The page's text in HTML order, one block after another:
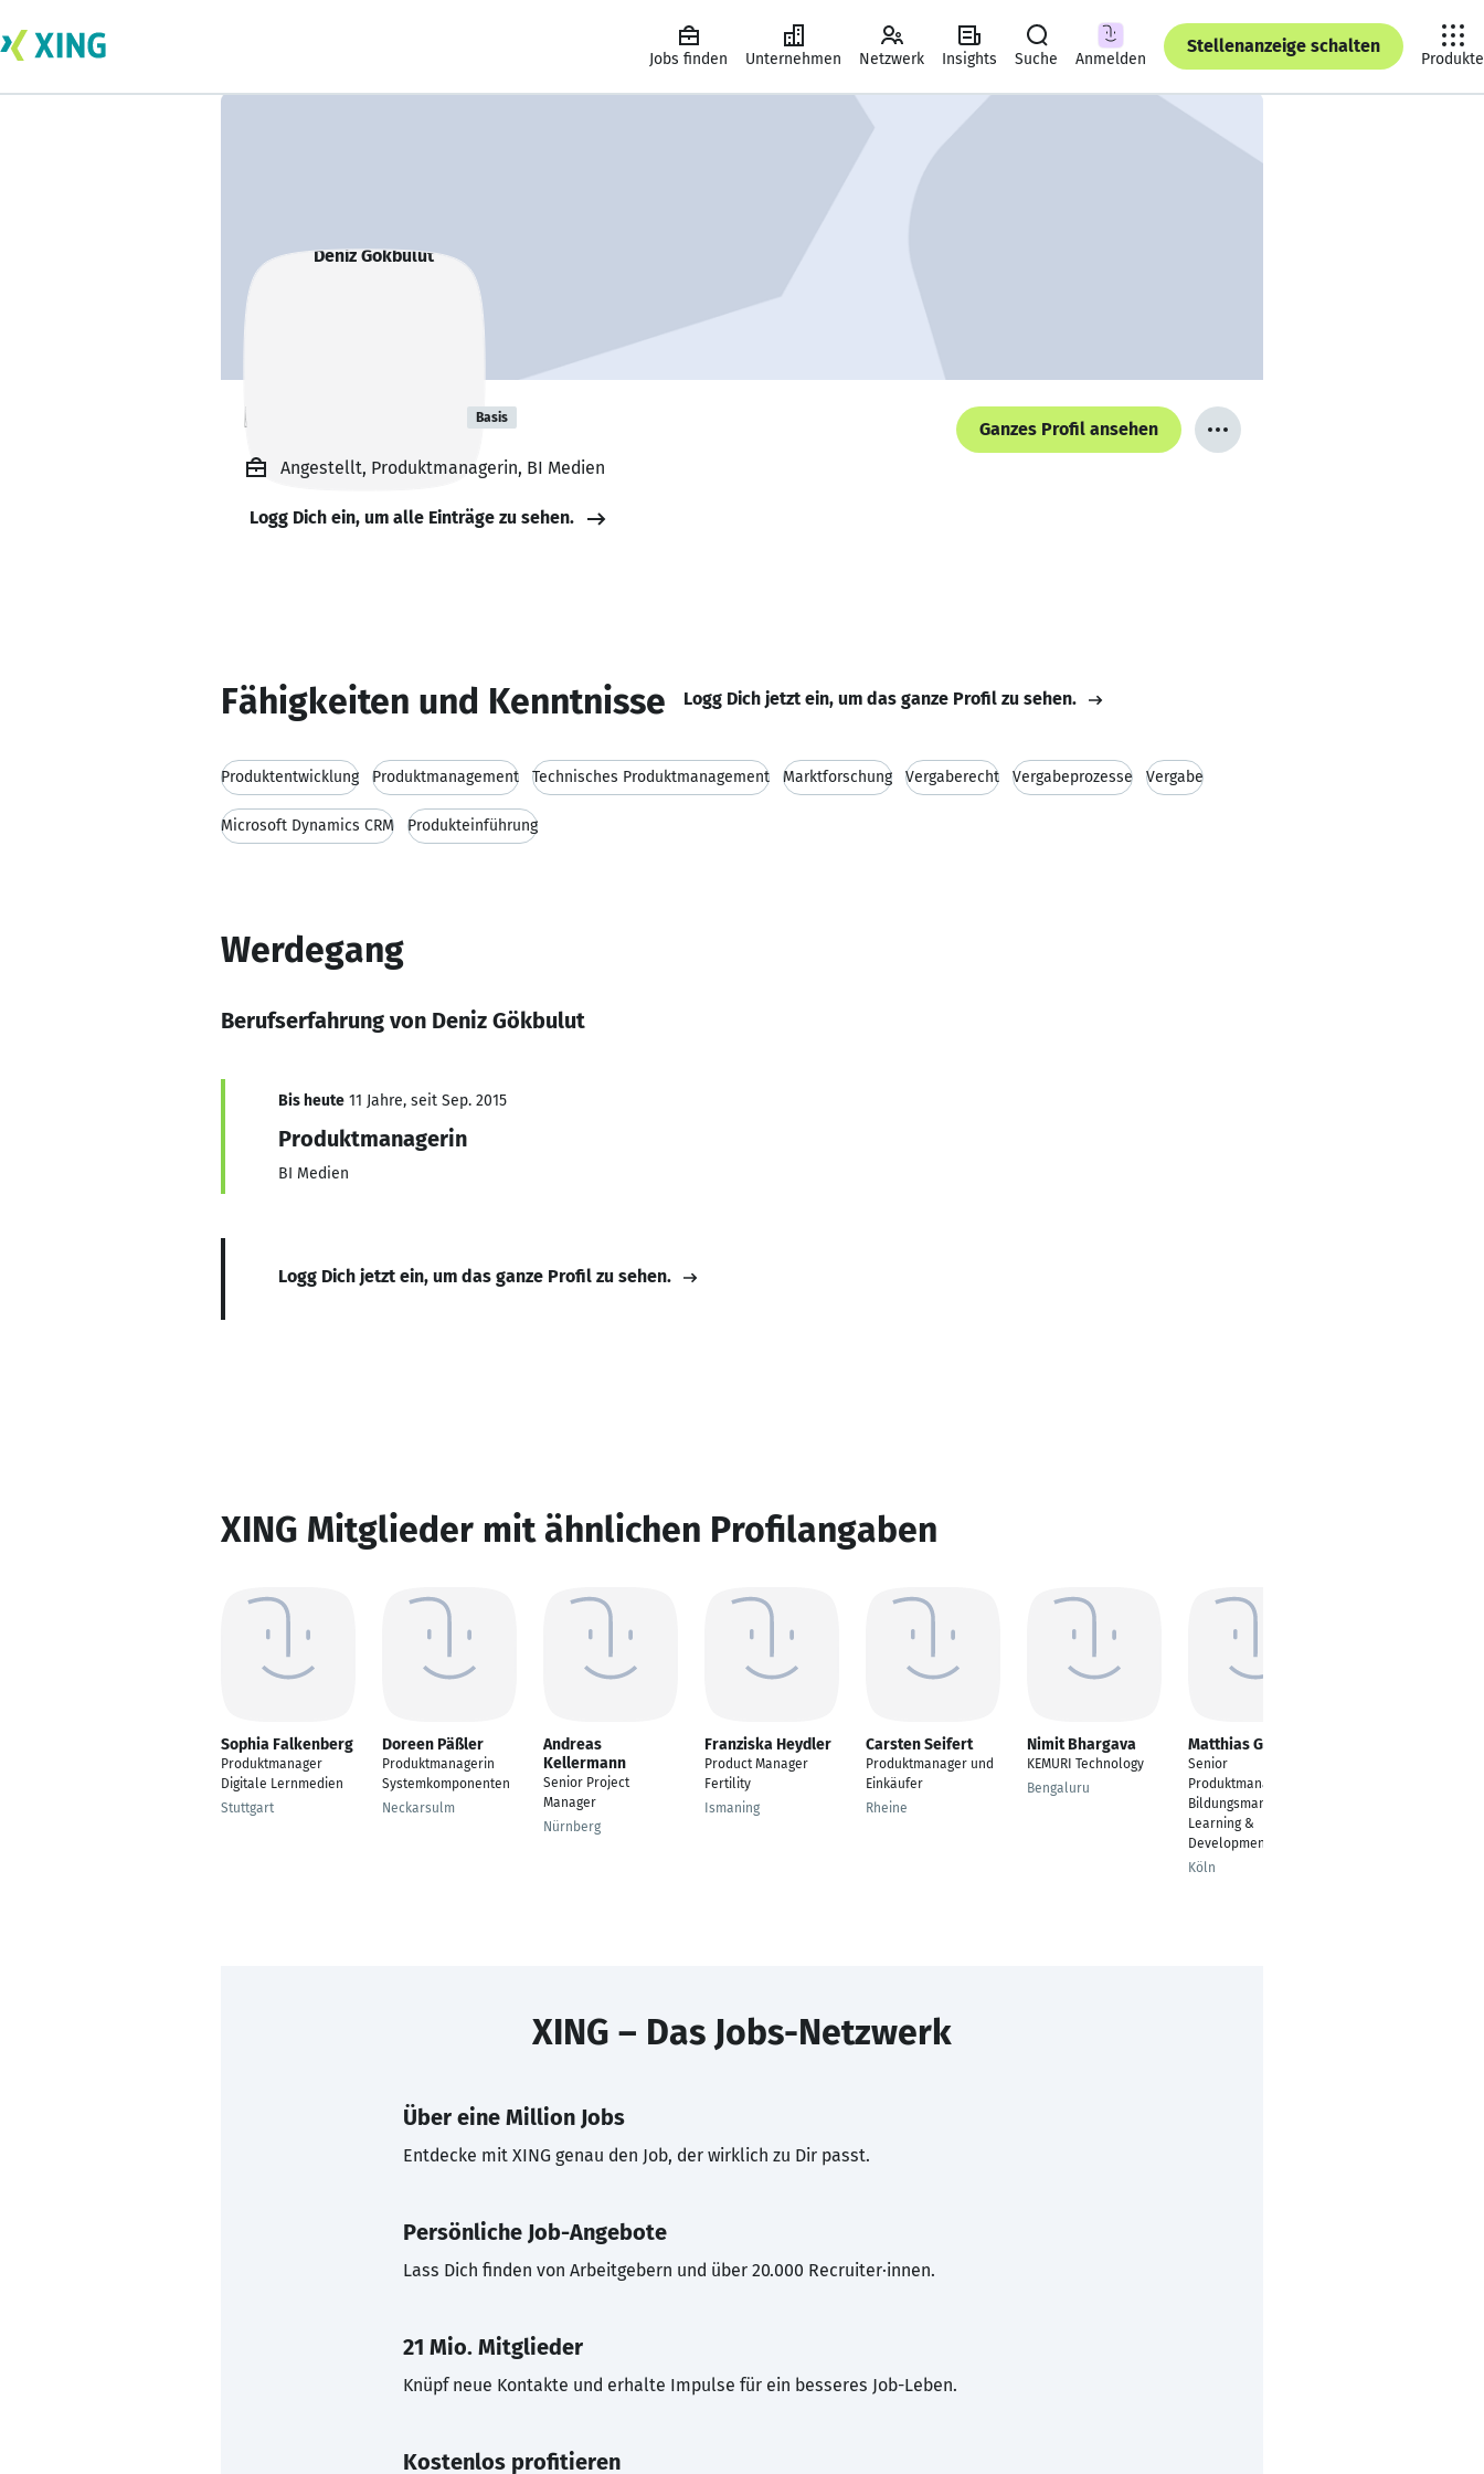
Jobs finden Unternehmen Netzwerk Insights Suche Anmelden
Stellenanzeige schalten
Produkte
Deniz Gökbulut Basis
Ganzes Profil ansehen
Angestellt, Produktmanagerin, BI Medien
Logg Dich ein, um alle Einträge zu sehen.
Fähigkeiten und Kenntnisse Logg Dich jetzt ein, um das ganze Profil zu sehen.
Produktentwicklung Produktmanagement Technisches Produktmanagement Marktforschung Vergaberecht Vergabeprozesse Vergabe
Microsoft Dynamics CRM Produkteinführung
Werdegang
Berufserfahrung von Deniz Gökbulut
Bis heute 11 Jahre, seit Sep. 2015
Produktmanagerin
BI Medien
Logg Dich jetzt ein, um das ganze Profil zu sehen.
XING Mitglieder mit ähnlichen Profilangaben
Sophia Falkenberg
Produktmanager
Digitale Lernmedien
Stuttgart
Doreen Päßler
Produktmanagerin
Systemkomponenten
Neckarsulm
Andreas
Kellermann
Senior Project
Manager
Nürnberg
Franziska Heydler
Product Manager
Fertility
Ismaning
Carsten Seifert
Produktmanager und
Einkäufer
Rheine
Nimit Bhargava
KEMURI Technology
Bengaluru
Matthias Grimm
Senior
Produktmanager
Bildungsmanagement,
Learning &
Development
Köln
XING – Das Jobs-Netzwerk
Über eine Million Jobs
Entdecke mit XING genau den Job, der wirklich zu Dir passt.
Persönliche Job-Angebote
Lass Dich finden von Arbeitgebern und über 20.000 Recruiter·innen.
21 Mio. Mitglieder
Knüpf neue Kontakte und erhalte Impulse für ein besseres Job-Leben.
Kostenlos profitieren